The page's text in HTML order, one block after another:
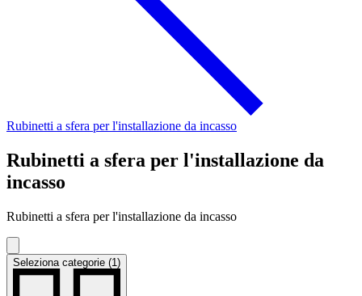
Rubinetti a sfera per l'installazione da incasso
Rubinetti a sfera per l'installazione da
incasso
Rubinetti a sfera per l'installazione da incasso
Seleziona categorie (1)